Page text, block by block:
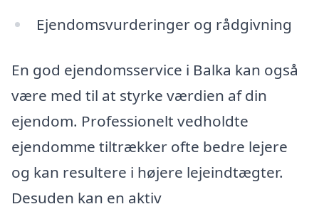
Ejendomsvurderinger og rådgivning
En god ejendomsservice i Balka kan også
være med til at styrke værdien af din
ejendom. Professionelt vedholdte
ejendomme tiltrækker ofte bedre lejere
og kan resultere i højere lejeindtægter.
Desuden kan en aktiv